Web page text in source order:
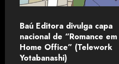
Baú Editora divulga capa
nacional de “Romance em
Home Office” (Telework
Yotabanashi)